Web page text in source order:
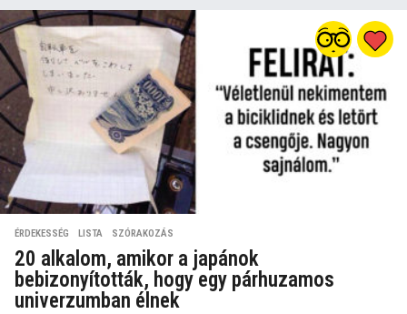
ÉRDEKESSÉG ,LISTA ,SZÓRAKOZÁS
20 alkalom, amikor a japánok
bebizonyították, hogy egy párhuzamos
univerzumban élnek